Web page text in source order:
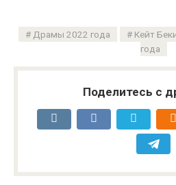
Драмы 2022 года Кейт
года
Поделитесь с